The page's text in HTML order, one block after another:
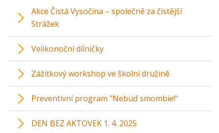
Akce Čistá Vysočina – společně za čistější
Strážek
Velikonoční dílničky
Zážitkový workshop ve školní družině
Preventivní program "Nebuď smombie!"
DEN BEZ AKTOVEK 1. 4. 2025